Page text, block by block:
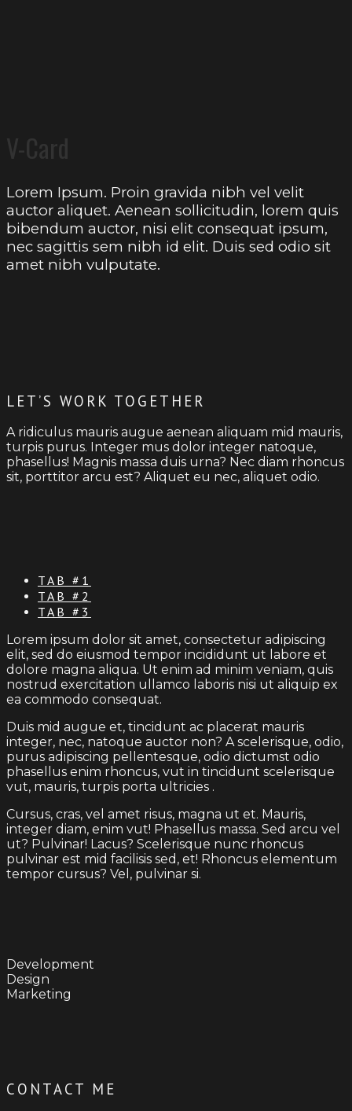
Lorem Ipsum. Proin gravida nibh vel velit
auctor aliquet. Aenean sollicitudin, lorem quis
bibendum auctor, nisi elit consequat ipsum,
nec sagittis sem nibh id elit. Duis sed odio sit
amet nibh vulputate.
LET’S WORK TOGETHER
A ridiculus mauris augue aenean aliquam mid mauris,
turpis purus. Integer mus dolor integer natoque,
phasellus! Magnis massa duis urna? Nec diam rhoncus
sit, porttitor arcu est? Aliquet eu nec, aliquet odio.
TAB #1
TAB #2
TAB #3
Lorem ipsum dolor sit amet, consectetur adipiscing
elit, sed do eiusmod tempor incididunt ut labore et
dolore magna aliqua. Ut enim ad minim veniam, quis
nostrud exercitation ullamco laboris nisi ut aliquip ex
ea commodo consequat.
Duis mid augue et, tincidunt ac placerat mauris
integer, nec, natoque auctor non? A scelerisque, odio,
purus adipiscing pellentesque, odio dictumst odio
phasellus enim rhoncus, vut in tincidunt scelerisque
vut, mauris, turpis porta ultricies .
Cursus, cras, vel amet risus, magna ut et. Mauris,
integer diam, enim vut! Phasellus massa. Sed arcu vel
ut? Pulvinar! Lacus? Scelerisque nunc rhoncus
pulvinar est mid facilisis sed, et! Rhoncus elementum
tempor cursus? Vel, pulvinar si.
Development
Design
Marketing
CONTACT ME